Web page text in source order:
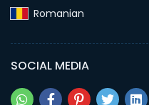
Romanian‎
SOCIAL MEDIA